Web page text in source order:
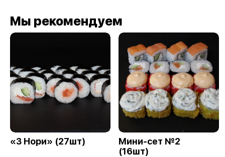
Мы рекомендуем
«3 Нори» (27шт)
Мини-сет №2
(16шт)